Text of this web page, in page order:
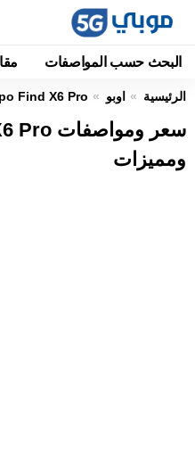
البحث حسب المواصفات
الرئيسية اوبو Find X6 Pro
ومميزات